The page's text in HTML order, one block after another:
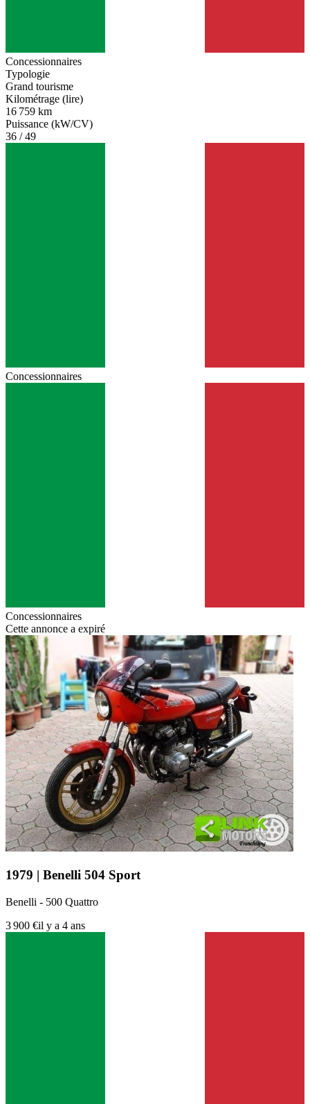
Concessionnaires
Typologie
Grand tourisme
Kilométrage (lire)
16 759 km
Puissance (kW/CV)
36 / 49
Concessionnaires
Concessionnaires
Cette annonce a expiré
1979 | Benelli 504 Sport
Benelli - 500 Quattro
3 900 €il y a 4 ans